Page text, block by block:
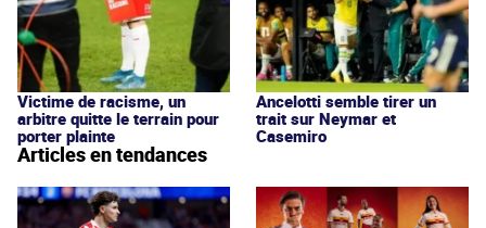
Victime de racisme, un
arbitre quitte le terrain pour
porter plainte
Ancelotti semble tirer un
trait sur Neymar et
Casemiro
Articles en tendances